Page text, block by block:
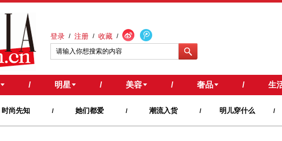
登录 / 注册 / 收藏 /
/ 明星 / 美容 / 奢品 / 生
时尚先知 / 她们都爱 / 潮流入货 / 明儿穿什么 /